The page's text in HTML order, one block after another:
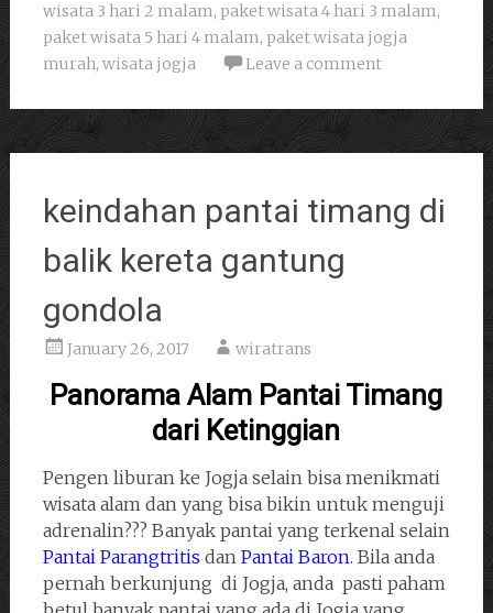
wisata 3 hari 2 malam, paket wisata 4 hari 3 malam,
paket wisata 5 hari 4 malam, paket wisata jogja
murah, wisata jogja Leave a comment
keindahan pantai timang di
balik kereta gantung
gondola
January 26, 2017 wiratrans
Panorama Alam Pantai Timang
dari Ketinggian
Pengen liburan ke Jogja selain bisa menikmati
wisata alam dan yang bisa bikin untuk menguji
adrenalin??? Banyak pantai yang terkenal selain
Pantai Parangtritis dan Pantai Baron. Bila anda
pernah berkunjung di Jogja, anda pasti paham